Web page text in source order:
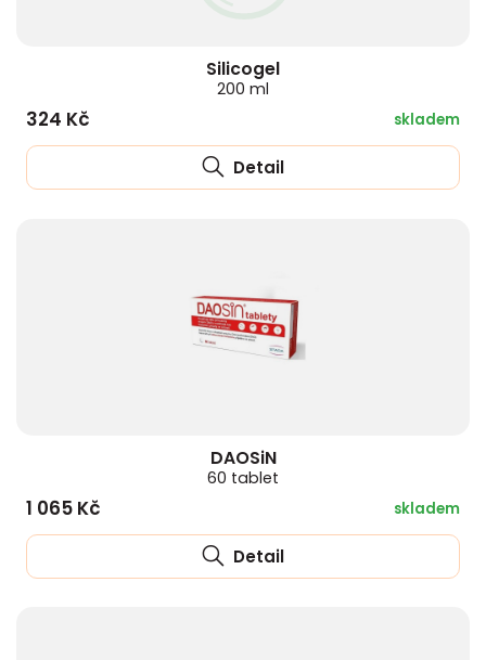
Silicogel
200 ml
324 Kč skladem
Detail
DAOSiN
60 tablet
1 065 Kč skladem
Detail